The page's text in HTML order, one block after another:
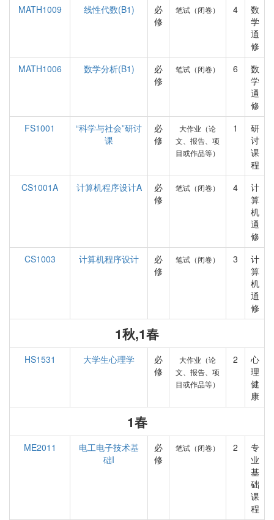
MATH1009
线性代数(B1)
必
修
笔试（闭卷） 4
数
学
通
修
MATH1006
数学分析(B1)
必
修
笔试（闭卷） 6
数
学
通
修
FS1001
“科学与社会”研讨
课
必
修
大作业（论
文、报告、项
目或作品等）
1
研
讨
课
程
CS1001A
计算机程序设计A
必
修
笔试（闭卷） 4
计
算
机
通
修
CS1003
计算机程序设计
必
修
笔试（闭卷） 3
计
算
机
通
修
1秋,1春
HS1531 大学生心理学
必
修
大作业（论
文、报告、项
目或作品等）
2
心
理
健
康
1春
ME2011
电工电子技术基
础I
必
修
笔试（闭卷） 2
专
业
基
础
课
程